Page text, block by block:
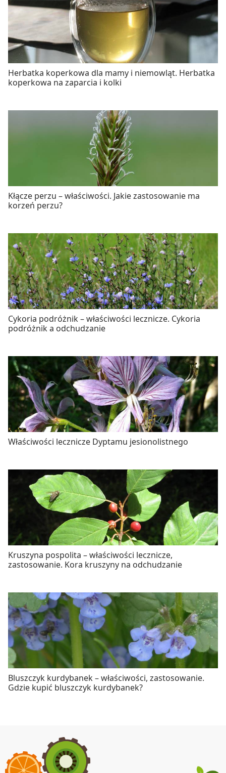
Herbatka koperkowa dla mamy i niemowląt. Herbatka
koperkowa na zaparcia i kolki
Kłącze perzu – właściwości. Jakie zastosowanie ma
korzeń perzu?
Cykoria podróżnik – właściwości lecznicze. Cykoria
podróżnik a odchudzanie
Właściwości lecznicze Dyptamu jesionolistnego
Kruszyna pospolita – właściwości lecznicze,
zastosowanie. Kora kruszyny na odchudzanie
Bluszczyk kurdybanek – właściwości, zastosowanie.
Gdzie kupić bluszczyk kurdybanek?